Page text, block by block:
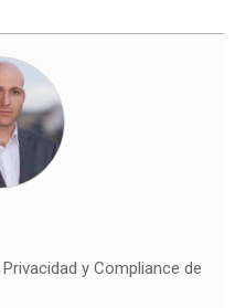
y Compliance de